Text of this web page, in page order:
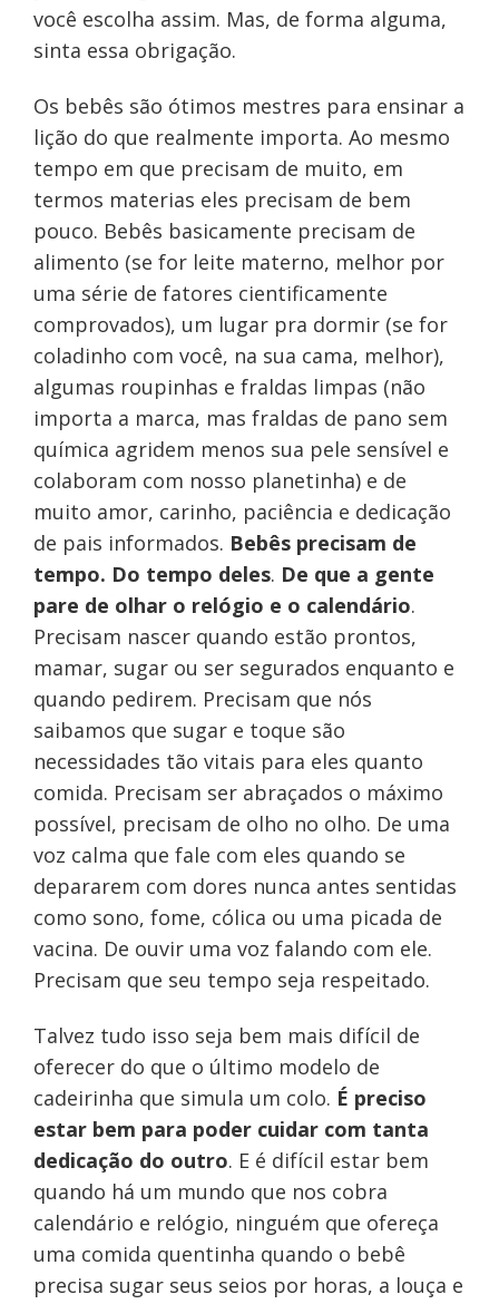
você escolha assim. Mas, de forma alguma,
sinta essa obrigação.
Os bebês são ótimos mestres para ensinar a
lição do que realmente importa. Ao mesmo
tempo em que precisam de muito, em
termos materias eles precisam de bem
pouco. Bebês basicamente precisam de
alimento (se for leite materno, melhor por
uma série de fatores cientificamente
comprovados), um lugar pra dormir (se for
coladinho com você, na sua cama, melhor),
algumas roupinhas e fraldas limpas (não
importa a marca, mas fraldas de pano sem
química agridem menos sua pele sensível e
colaboram com nosso planetinha) e de
muito amor, carinho, paciência e dedicação
de pais informados. Bebês precisam de
tempo. Do tempo deles. De que a gente
pare de olhar o relógio e o calendário.
Precisam nascer quando estão prontos,
mamar, sugar ou ser segurados enquanto e
quando pedirem. Precisam que nós
saibamos que sugar e toque são
necessidades tão vitais para eles quanto
comida. Precisam ser abraçados o máximo
possível, precisam de olho no olho. De uma
voz calma que fale com eles quando se
depararem com dores nunca antes sentidas
como sono, fome, cólica ou uma picada de
vacina. De ouvir uma voz falando com ele.
Precisam que seu tempo seja respeitado.
Talvez tudo isso seja bem mais difícil de
oferecer do que o último modelo de
cadeirinha que simula um colo. É preciso
estar bem para poder cuidar com tanta
dedicação do outro. E é difícil estar bem
quando há um mundo que nos cobra
calendário e relógio, ninguém que ofereça
uma comida quentinha quando o bebê
precisa sugar seus seios por horas, a louça e